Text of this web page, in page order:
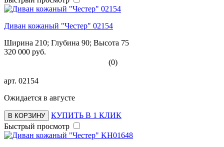
Диван кожаный "Честер" 02154
Ширина 210; Глубина 90; Высота 75
320 000 руб.
(0)
арт. 02154
Ожидается в августе
В КОРЗИНУ
КУПИТЬ В 1 КЛИК
Быстрый просмотр